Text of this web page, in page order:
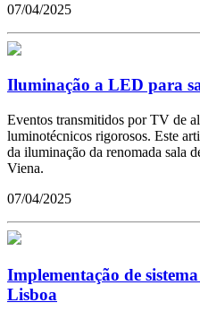
07/04/2025
Iluminação a LED para
Eventos transmitidos por TV de
luminotécnicos rigorosos. Este
da iluminação da renomada sala
Viena.
07/04/2025
Implementação de
Lisboa